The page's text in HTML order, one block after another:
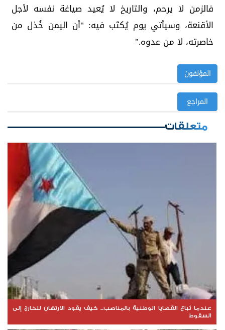
فالزمن لا يرحم، والتاريخ لا يُعيد صياغة نفسه لأجل
الأقنعة، وسيأتي يوم يُكتَب فيه: "أن اليمن خُذل من
خاصرته، لا من عدوه."
المؤلفون
المراجع
متعلقات
عندما تُباع القضايا الوطنية بالمناصب... كيف يقود الارتهان للخارج إلى
السقوط